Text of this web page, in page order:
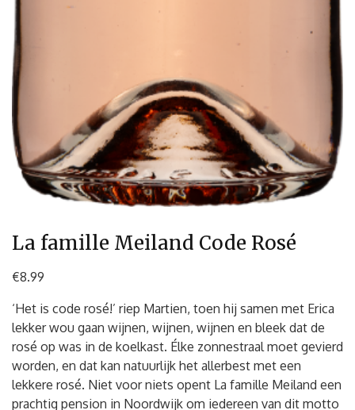
La famille Meiland Code Rosé
€8.99
‘Het is code rosé!’ riep Martien, toen hij samen met Erica
lekker wou gaan wijnen, wijnen, wijnen en bleek dat de
rosé op was in de koelkast. Élke zonnestraal moet gevierd
worden, en dat kan natuurlijk het allerbest met een
lekkere rosé. Niet voor niets opent La famille Meiland een
prachtig pension in Noordwijk om iedereen van dit motto